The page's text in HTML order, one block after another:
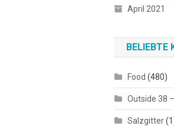
April 2021
BELIEBTE
Food (480)
Outside 38
Salzgitter